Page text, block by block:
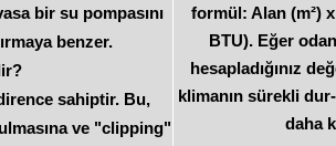
bir su pompasını
benzer.
sahiptir. Bu,
ve "clipping"
formül: Alan (m²) x
BTU). Eğer
hesapladığınız
klimanın sürekli
daha